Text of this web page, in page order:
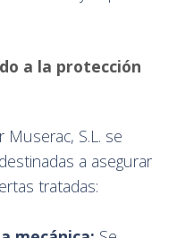
a la protección
Muserac, S.L. se
a asegurar
tratadas: